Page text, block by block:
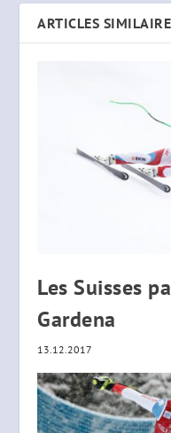
ARTICLES
Les Suisses
Gardena
13.12.2017